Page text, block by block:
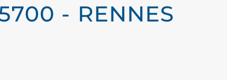
- RENNES